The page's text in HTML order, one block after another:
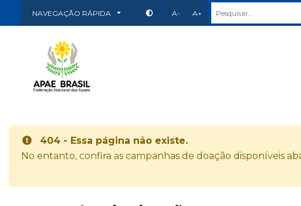
NAVEGAÇÃO RÁPIDA A- A+
404 - Essa página não existe.
No entanto, confira as campanhas de doação disponíveis